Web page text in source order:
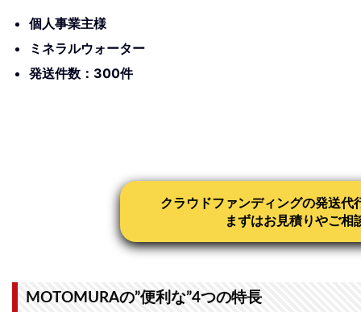
個人事業主様
ミネラルウォーター
発送件数：300件
クラウドファンディングの発送代
まずはお見積りやご相
MOTOMURAの”便利な”4つの特長